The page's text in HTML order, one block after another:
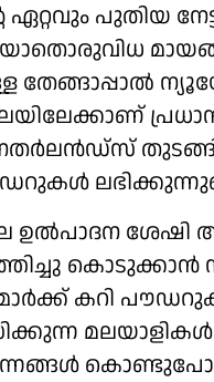
ഏറ്റവും പുതിയ
ഉൽപാദന
കൊടുക്കാൻ
കറി